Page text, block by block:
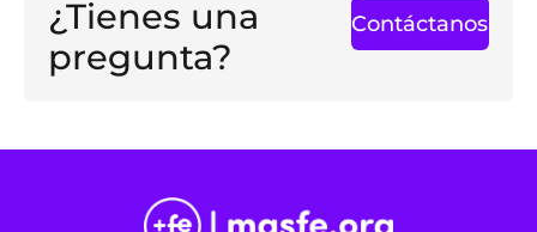
¿Tienes una
pregunta?
Contáctanos